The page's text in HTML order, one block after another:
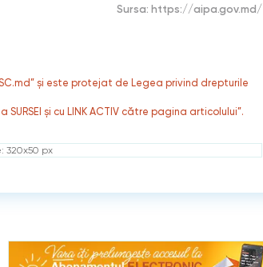
Sursa:https://aipa.gov.md/
și este protejat de Legea privind drepturile
și cu LINK ACTIV către pagina articolului”.
320x50 px